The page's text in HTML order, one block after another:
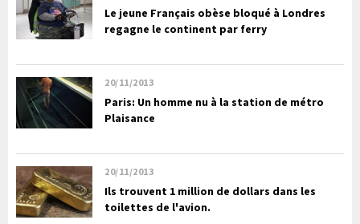
Le jeune Français obèse bloqué à Londres
regagne le continent par ferry
20/11/2013
Paris: Un homme nu à la station de métro
Plaisance
20/11/2013
Ils trouvent 1 million de dollars dans les
toilettes de l'avion.